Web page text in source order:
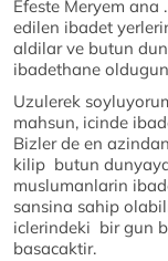
Efeste Meryem
edilen ibadet
aldilar ve butun
ibadethane
Uzulerek
mahsun, icinde
Bizler de en
kilip butun
muslumanlarin
sansina sahip
iclerindeki bir gun
basacaktir.